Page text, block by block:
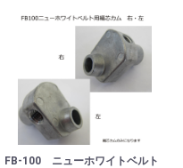
FB-100 ニューホワイトベルト